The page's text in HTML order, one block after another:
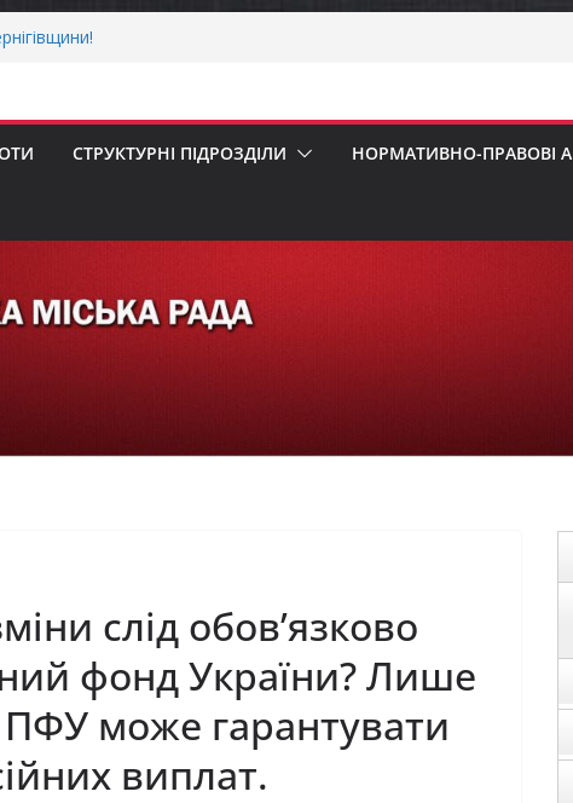
за товари, придбані для
СТРУКТУРНІ ПІДРОЗДІЛИ НОРМАТИВНО-ПРАВОВІ
слід обов’язково
фонд України? Лише
ПФУ може гарантувати
виплат.